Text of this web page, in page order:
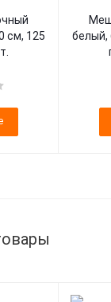
см, 125
белый,